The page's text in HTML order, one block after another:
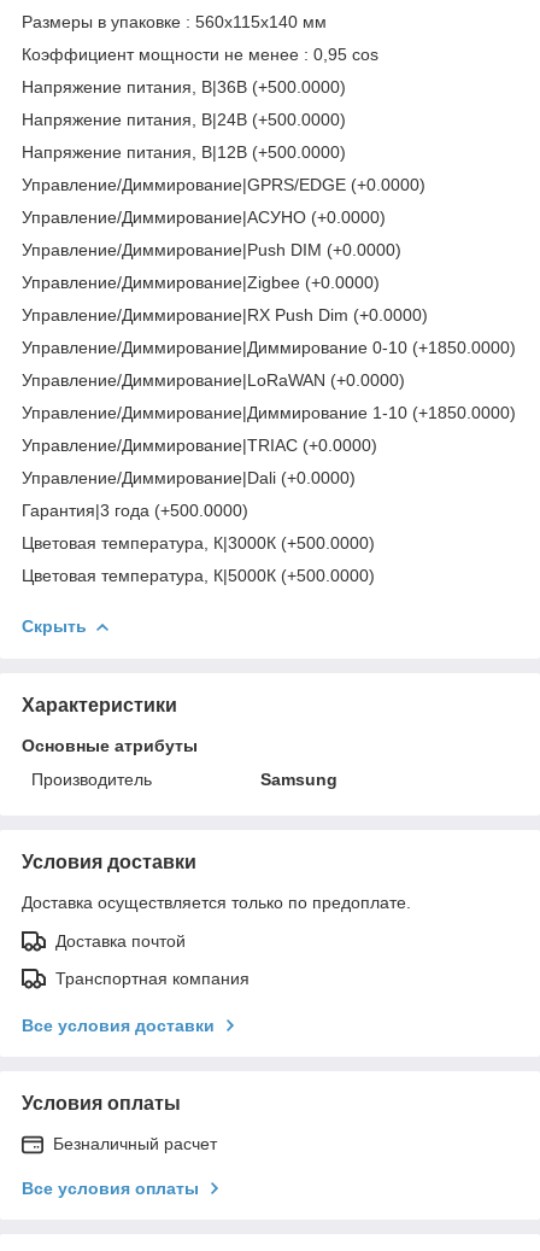
Размеры в упаковке : 560x115x140 мм
Коэффициент мощности не менее : 0,95 cos
Напряжение питания, В|36В (+500.0000)
Напряжение питания, В|24В (+500.0000)
Напряжение питания, В|12В (+500.0000)
Управление/Диммирование|GPRS/EDGE (+0.0000)
Управление/Диммирование|АСУНО (+0.0000)
Управление/Диммирование|Push DIM (+0.0000)
Управление/Диммирование|Zigbee (+0.0000)
Управление/Диммирование|RX Push Dim (+0.0000)
Управление/Диммирование|Диммирование 0-10 (+1850.0000)
Управление/Диммирование|LoRaWAN (+0.0000)
Управление/Диммирование|Диммирование 1-10 (+1850.0000)
Управление/Диммирование|TRIAC (+0.0000)
Управление/Диммирование|Dali (+0.0000)
Гарантия|3 года (+500.0000)
Цветовая температура, К|3000К (+500.0000)
Цветовая температура, К|5000К (+500.0000)
Скрыть
Характеристики
Основные атрибуты
Производитель
Samsung
Условия доставки
Доставка осуществляется только по предоплате.
Доставка почтой
Транспортная компания
Все условия доставки
Условия оплаты
Безналичный расчет
Все условия оплаты